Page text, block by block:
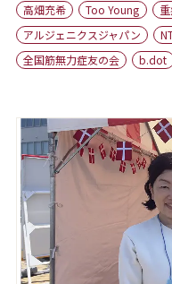
出版物
会社概要
高畑充希 Too Young
アルジェニクスジャパン
全国筋無力症友の会
b.dot